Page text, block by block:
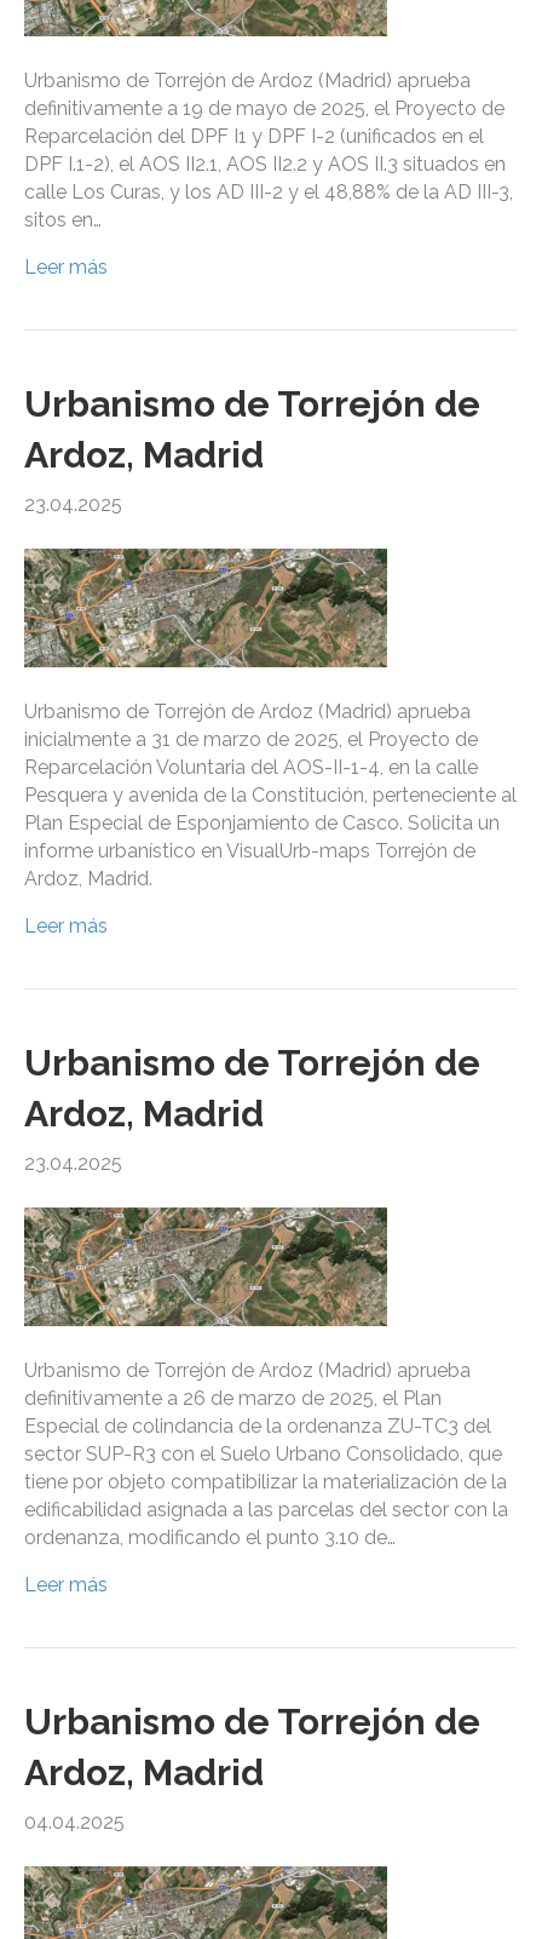
Urbanismo de Torrejón de Ardoz (Madrid) aprueba
definitivamente a 19 de mayo de 2025, el Proyecto de
Reparcelación del DPF I1 y DPF I-2 (unificados en el
DPF I.1-2), el AOS II2.1, AOS II2.2 y AOS II.3 situados en
calle Los Curas, y los AD III-2 y el 48,88% de la AD III-3,
sitos en…
Leer más
Urbanismo de Torrejón de
Ardoz, Madrid
23.04.2025
Urbanismo de Torrejón de Ardoz (Madrid) aprueba
inicialmente a 31 de marzo de 2025, el Proyecto de
Reparcelación Voluntaria del AOS-II-1-4, en la calle
Pesquera y avenida de la Constitución, perteneciente al
Plan Especial de Esponjamiento de Casco. Solicita un
informe urbanístico en VisualUrb-maps Torrejón de
Ardoz, Madrid.
Leer más
Urbanismo de Torrejón de
Ardoz, Madrid
23.04.2025
Urbanismo de Torrejón de Ardoz (Madrid) aprueba
definitivamente a 26 de marzo de 2025, el Plan
Especial de colindancia de la ordenanza ZU-TC3 del
sector SUP-R3 con el Suelo Urbano Consolidado, que
tiene por objeto compatibilizar la materialización de la
edificabilidad asignada a las parcelas del sector con la
ordenanza, modificando el punto 3.10 de…
Leer más
Urbanismo de Torrejón de
Ardoz, Madrid
04.04.2025